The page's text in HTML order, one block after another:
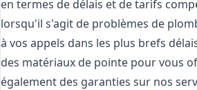
en termes de délais et de tarifs
lorsqu'il s'agit de problèmes de
à vos appels dans les plus brefs
des matériaux de pointe pour vous
également des garanties sur nos